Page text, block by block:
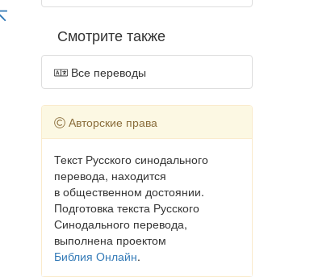
Смотрите также
Все переводы
Авторские права
Текст Русского синодального
перевода, находится
в общественном достоянии.
Подготовка текста Русского
Синодального перевода,
выполнена проектом
Библия Онлайн.